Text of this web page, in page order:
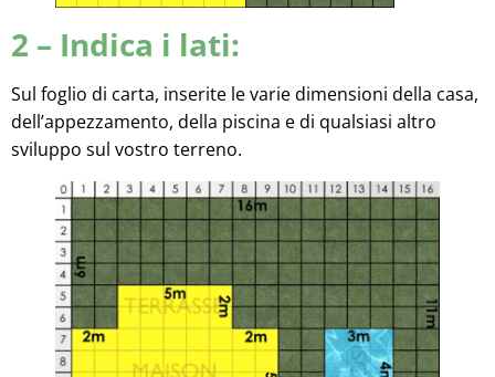
2 – Indica i lati:
Sul foglio di carta, inserite le varie dimensioni della casa,
dell’appezzamento, della piscina e di qualsiasi altro
sviluppo sul vostro terreno.